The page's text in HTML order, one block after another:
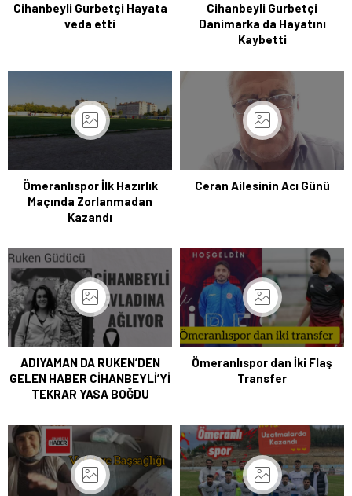
Cihanbeyli Gurbetçi Hayata
veda etti
Cihanbeyli Gurbetçi
Danimarka da Hayatını
Kaybetti
Ömeranlıspor İlk Hazırlık
Maçında Zorlanmadan
Kazandı
Ceran Ailesinin Acı Günü
ADIYAMAN DA RUKEN’DEN
GELEN HABER CİHANBEYLİ’Yİ
TEKRAR YASA BOĞDU
Ömeranlıspor dan İki Flaş
Transfer